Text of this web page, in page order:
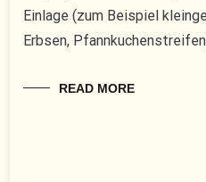
Einlage (zum Beispiel
Erbsen,
READ MORE